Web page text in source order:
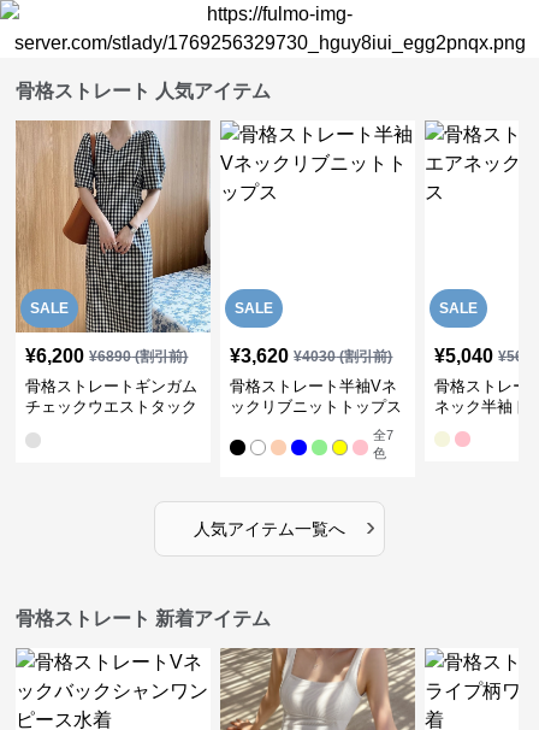
骨格ストレート 人気アイテム
SALE
¥6,200 ¥6890(割引前)
骨格ストレートギンガム
チェックウエストタック
SALE
¥3,620 ¥4030(割引前)
骨格ストレート半袖Vネ
ックリブニットトップス
全7
色
SALE
¥5,040 ¥
骨格ストレー
ネック半袖ト
人気アイテム一覧へ ›
骨格ストレート 新着アイテム